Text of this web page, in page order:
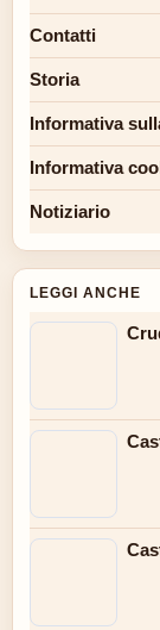
Contatti
Storia
Informativa
Informativa
Notiziario
LEGGI ANCHE